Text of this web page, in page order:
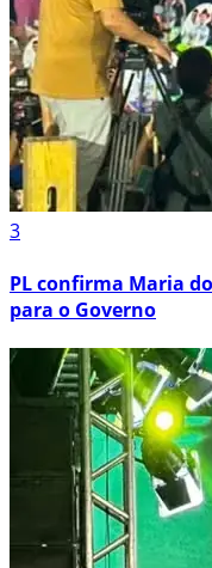
3
PL confirma Maria
para o Governo